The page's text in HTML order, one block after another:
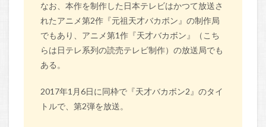
なお、本作を制作した日本テレビはかつて放送さ
れたアニメ第2作『元祖天才バカボン』の制作局
でもあり、アニメ第1作『天才バカボン』（こち
らは日テレ系列の読売テレビ制作）の放送局でも
ある。
2017年1月6日に同枠で『天才バカボン2』のタイ
トルで、第2弾を放送。